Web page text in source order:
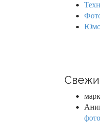
o
марк